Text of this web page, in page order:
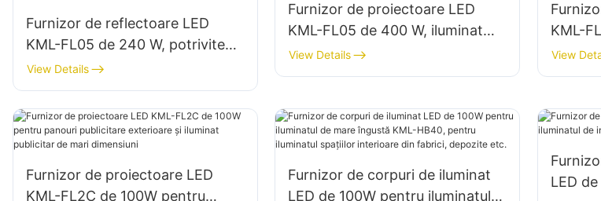
Furnizor de reflectoare LED
KML-FL05 de 240 W, potrivite
pentru instalații industriale,
panouri publicitare și iluminat
publicitar de mari dimensiuni.
View Details
Furnizor de proiectoare LED
KML-FL05 de 400 W, iluminat
pentru piețe și parcuri
View Details
KML-
portuar
View
Furnizor de proiectoare LED
KML-FL2C de 100W pentru
Furnizor de corpuri de iluminat
LED de 100W pentru iluminatul
LED